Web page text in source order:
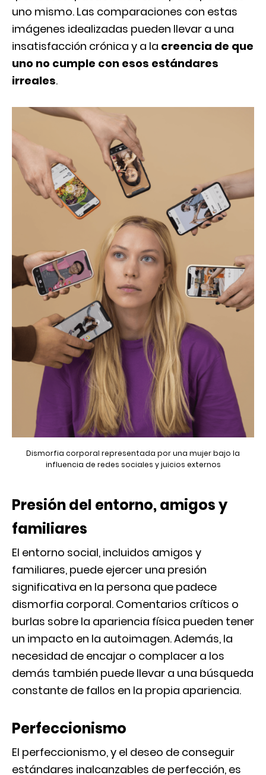
uno mismo. Las comparaciones con estas
imágenes idealizadas pueden llevar a una
insatisfacción crónica y a la creencia de que
uno no cumple con esos estándares
irreales.
Dismorfia corporal representada por una mujer bajo la
influencia de redes sociales y juicios externos
Presión del entorno, amigos y
familiares
El entorno social, incluidos amigos y
familiares, puede ejercer una presión
significativa en la persona que padece
dismorfia corporal. Comentarios críticos o
burlas sobre la apariencia física pueden tener
un impacto en la autoimagen. Además, la
necesidad de encajar o complacer a los
demás también puede llevar a una búsqueda
constante de fallos en la propia apariencia.
Perfeccionismo
El perfeccionismo, y el deseo de conseguir
estándares inalcanzables de perfección, es